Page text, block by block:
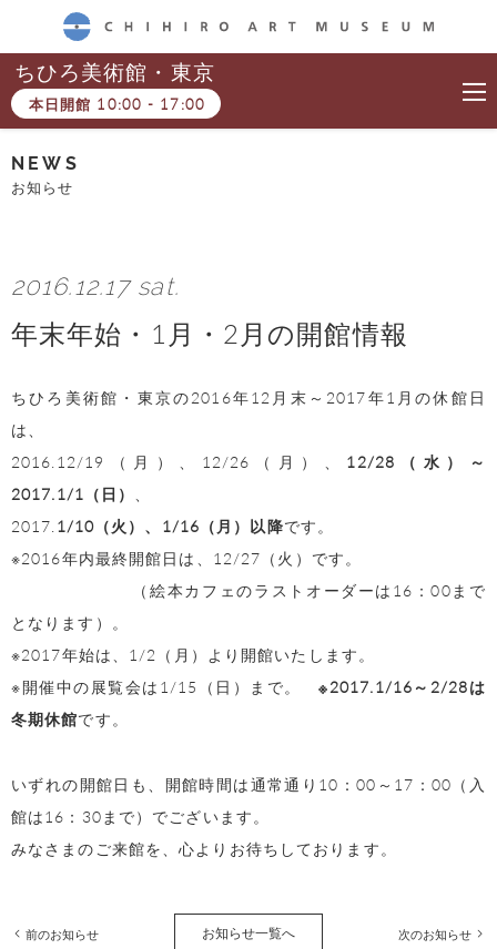
CHIHIRO ART MUSEUM
ちひろ美術館・東京
本日開館 10:00 - 17:00
NEWS
お知らせ
2016.12.17 sat.
年末年始・1月・2月の開館情報
ちひろ美術館・東京の2016年12月末～2017年1月の休館日
は、
2016.12/19（月）、12/26（月）、 12/28（水）～
2017.1/1（日）
2017. 1/10（火）、1/16（月）以降です。
※2016年内最終開館日は、12/27（火）です。
（絵本カフェのラストオーダーは16：00まで
となります）。
※2017年始は、1/2（月）より開館いたします。
※開催中の展覧会は1/15（日）まで。※2017.1/16～2/28は
冬期休館です。
いずれの開館日も、開館時間は通常通り10：00～17：00（入
館は16：30まで）でございます。
みなさまのご来館を、心よりお待ちしております。
前のお知らせ お知らせ一覧へ 次のお知らせ